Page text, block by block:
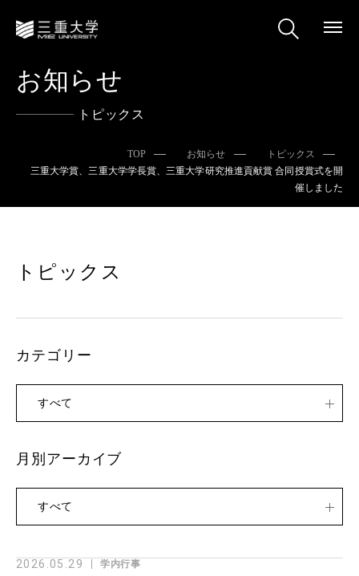
お知らせ
トピックス
TOP お知らせ
トピックス
三重大学賞、三重大学学長賞、三重大学研究推進貢献賞 合同授賞式を開
催しました
2026.05.29 学内行事
トピックス
カテゴリー
すべて
月別アーカイブ
すべて